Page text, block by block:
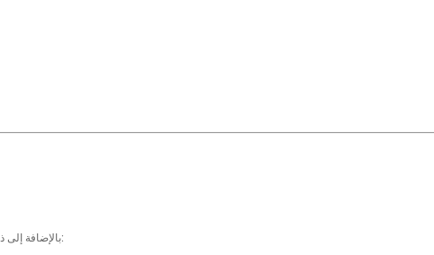
بالإضافة إلى ذلك، يتم التحكم في معدل التغذية بعناية. تضمن التغذية البطيئة والمتسقة ما يلي: